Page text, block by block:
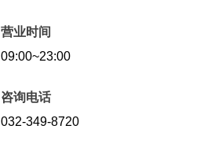
营业时间
09:00~23:00
咨询电话
032-349-8720